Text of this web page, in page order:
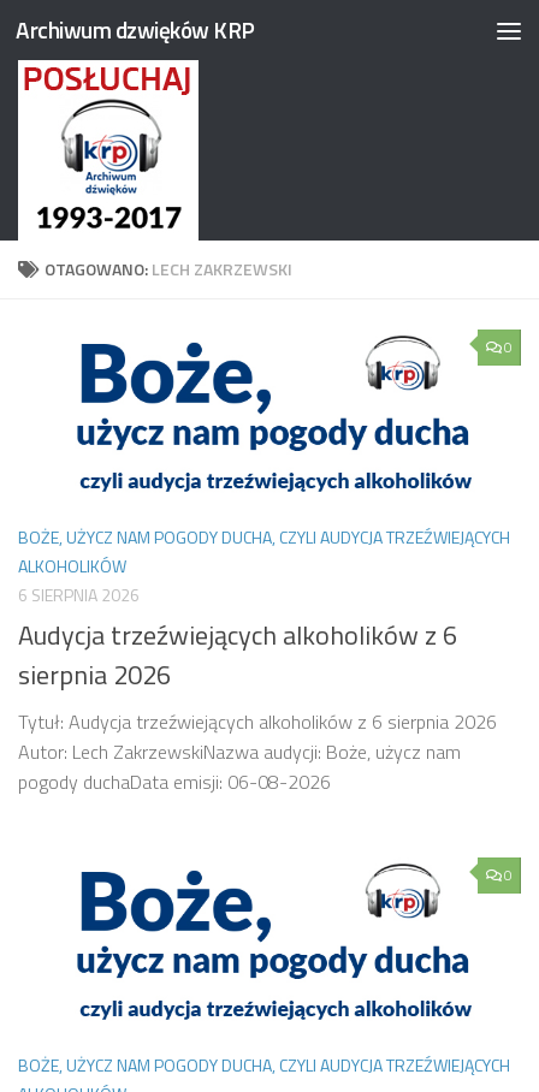
Przejdź do treści
Archiwum dzwięków KRP
OTAGOWANO:LECH ZAKRZEWSKI
0
BOŻE, UŻYCZ NAM POGODY DUCHA, CZYLI AUDYCJA TRZEŹWIEJĄCYCH
ALKOHOLIKÓW
6 SIERPNIA 2026
Audycja trzeźwiejących alkoholików z 6
sierpnia 2026
Tytuł: Audycja trzeźwiejących alkoholików z 6 sierpnia 2026
Autor: Lech ZakrzewskiNazwa audycji: Boże, użycz nam
pogody duchaData emisji: 06-08-2026
0
BOŻE, UŻYCZ NAM POGODY DUCHA, CZYLI AUDYCJA TRZEŹWIEJĄCYCH